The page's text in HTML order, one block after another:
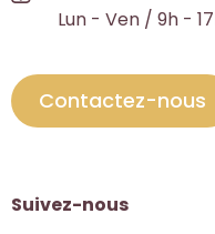
Lun - Ven / 9h -
Contactez-nous
Suivez-nous